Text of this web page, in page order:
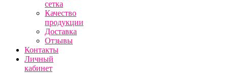
сетка
Качество
продукции
Доставка
Отзывы
Контакты
Личный
кабинет